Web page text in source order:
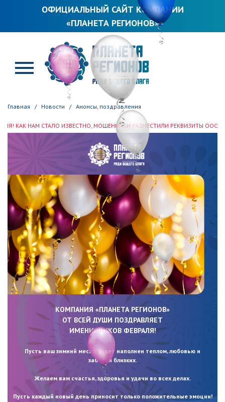
ОФИЦИАЛЬНЫЙ САЙТ КОМПАНИИ
«ПЛАНЕТА РЕГИОНОВ»
ПЛАНЕТА РЕГИОНОВ
Главная Новости Анонсы, поздравления
СТАЛО ИЗВЕСТНО, МОШЕННИКИ РАЗМЕСТИЛИ РЕКВИЗИТЫ ООО «ПЛАНЕТА
КОМПАНИЯ «ПЛАНЕТА РЕГИОНОВ»
ОТ ВСЕЙ ДУШИ ПОЗДРАВЛЯЕТ
ИМЕНИННИКОВ ФЕВРАЛЯ!
Пусть ваш зимний месяц будет наполнен теплом, любовью и
заботой близких.
Желаем вам счастья, здоровья и удачи во всех делах.
Пусть каждый новый день приносит только положительные эмоции!